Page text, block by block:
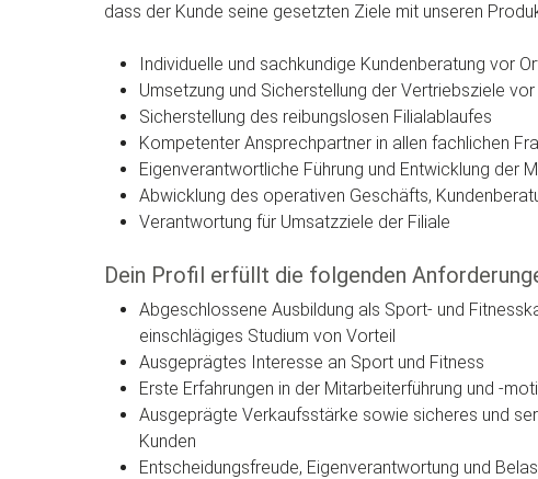
dass der Kunde seine gesetzten Ziele mit unseren
Individuelle und sachkundige Kundenberatung vor
Umsetzung und Sicherstellung der Vertriebsziele vor
Sicherstellung des reibungslosen Filialablaufes
Kompetenter Ansprechpartner in allen fachlichen
Eigenverantwortliche Führung und Entwicklung der
Abwicklung des operativen Geschäfts,
Verantwortung für Umsatzziele der Filiale
Dein Profil erfüllt die folgenden
Abgeschlossene Ausbildung als Sport- und
einschlägiges Studium von Vorteil
Ausgeprägtes Interesse an Sport und Fitness
Erste Erfahrungen in der Mitarbeiterführung und -
Ausgeprägte Verkaufsstärke sowie sicheres und
Kunden
Entscheidungsfreude, Eigenverantwortung und